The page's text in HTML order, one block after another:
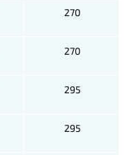
270
270
295
295